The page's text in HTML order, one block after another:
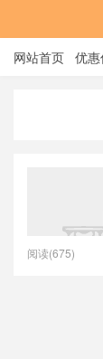
网站首页 优
阅读(675)